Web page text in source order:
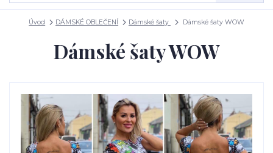
Úvod DÁMSKÉ OBLEČENÍ Dámské šaty Dámské šaty WOW
Dámské šaty WOW